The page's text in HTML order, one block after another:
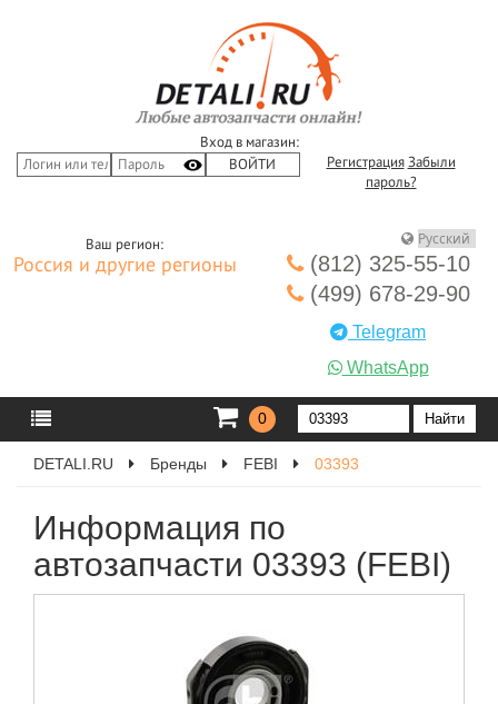
Вход в магазин:
Регистрация Забыли
пароль?
Ваш регион:
Россия и другие регионы
(812) 325-55-10
(499) 678-29-90
Telegram
WhatsApp
0
DETALI.RU Бренды FEBI 03393
Информация по
автозапчасти 03393 (FEBI)